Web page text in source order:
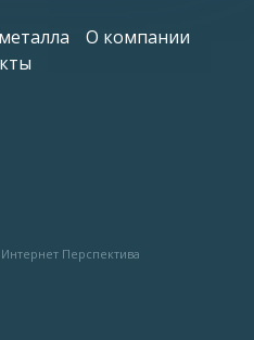
О компании
Перспектива